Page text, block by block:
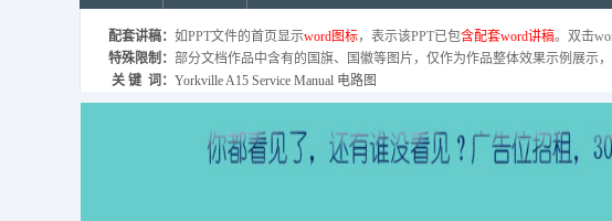
配套讲稿： 如PPT文件的首页显示word图标，表示该PPT已包含配套word讲稿。双击
特殊限制： 部分文档作品中含有的国旗、国徽等图片，仅作为作品整体效果示例展示
关 键 词： Yorkville A15 Service Manual 电路图